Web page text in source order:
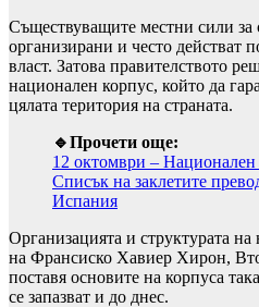
Съществуващите местни сили за
организирани и често действат
власт. Затова правителството
национален корпус, който да
цялата територия на страната.
🔹Прочети още:
12 октомври –
Списък на заклетите
Испания
Организацията и структурата
на Франсиско Хавиер Хирон,
поставя основите на корпуса
се запазват и до днес.